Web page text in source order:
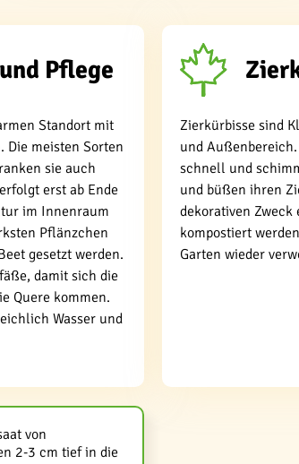
Pflege
Standort mit
Die meisten Sorten
sie auch
erst ab Ende
im Innenraum
Pflänzchen
gesetzt werden.
damit sich die
Quere kommen.
Wasser und
Zierkürbisse sind
und
schnell und
und büßen ihren
dekorativen
kompostiert
Garten wieder
von
2-3 cm tief in die